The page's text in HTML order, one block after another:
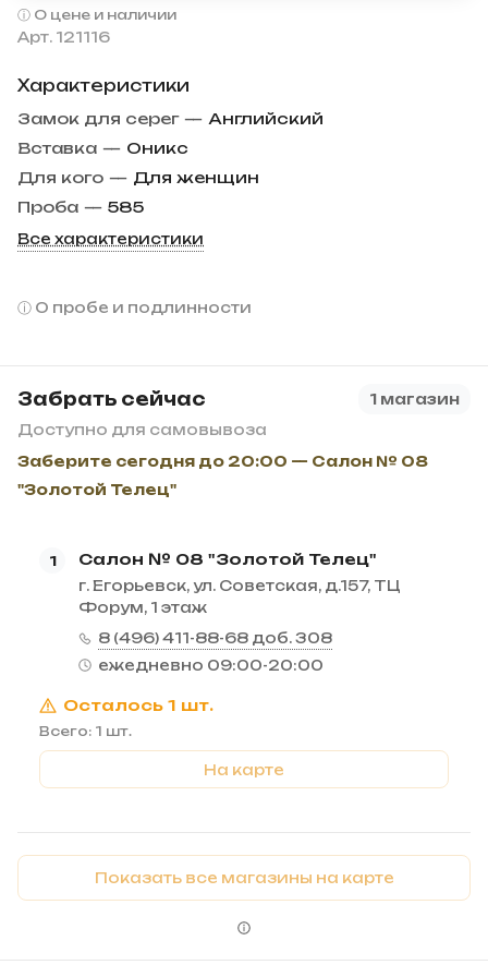
Арт. 121116
Характеристики
Замок для серег — Английский
Вставка — Оникс
Для кого — Для женщин
Проба — 585
Все характеристики
О пробе и подлинности
Забрать сейчас
1 магазин
Доступно для самовывоза
Заберите сегодня до 20:00 — Салон № 08
"Золотой Телец"
1 Салон № 08 "Золотой Телец"
г. Егорьевск, ул. Советская, д.157, ТЦ
Форум, 1 этаж
8 (496) 411-88-68 доб. 308
ежедневно 09:00-20:00
Осталось 1 шт.
Всего: 1 шт.
На карте
Показать все магазины на карте
О цене и наличии